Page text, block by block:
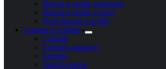
Boucle d oreille grimpante
Boucle d oreille 2 trous
Porte Boucle d oreille
Leggins et collants
Collants
Culottes gainantes
Leggins
Short Legging